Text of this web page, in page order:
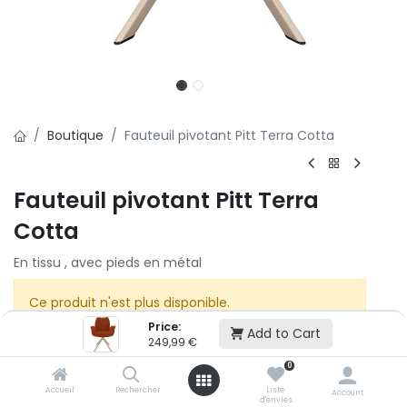
Price:
249,99 € Add to Cart
Accueil Rechercher
0
Liste
d'envies
Account
Boutique Fauteuil pivotant Pitt Terra Cotta
Fauteuil pivotant Pitt Terra
Cotta
En tissu , avec pieds en métal
Ce produit n'est plus disponible.